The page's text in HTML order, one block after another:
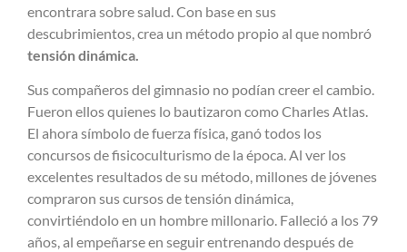
encontrara sobre salud. Con base en sus
descubrimientos, crea un método propio al que nombró
tensión dinámica.
Sus compañeros del gimnasio no podían creer el cambio.
Fueron ellos quienes lo bautizaron como Charles Atlas.
El ahora símbolo de fuerza física, ganó todos los
concursos de fisicoculturismo de la época. Al ver los
excelentes resultados de su método, millones de jóvenes
compraron sus cursos de tensión dinámica,
convirtiéndolo en un hombre millonario. Falleció a los 79
años, al empeñarse en seguir entrenando después de